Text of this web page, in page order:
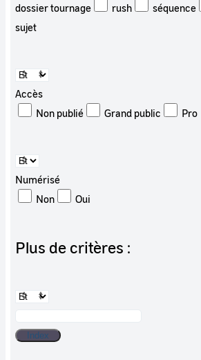
dossier tournage
rush
séquence
sujet
Accès
Non publié
Grand public Pro
Numérisé
Non
Oui
Plus de critères :